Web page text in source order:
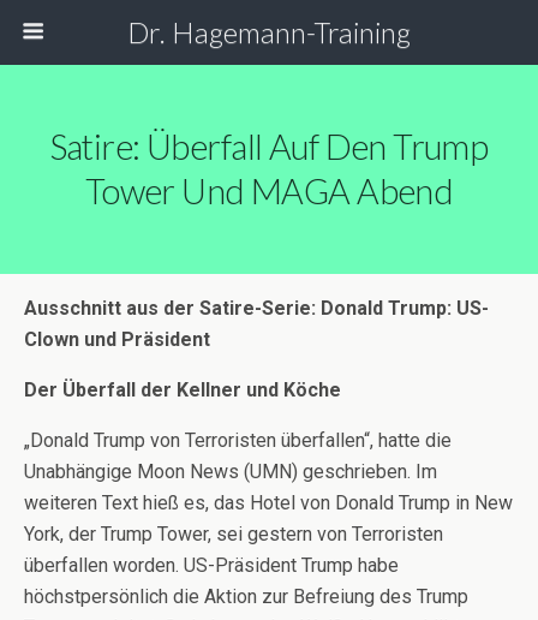
Dr. Hagemann-Training
Satire: Überfall Auf Den Trump
Tower Und MAGA Abend
Ausschnitt aus der Satire-Serie: Donald Trump: US-
Clown und Präsident
Der Überfall der Kellner und Köche
„Donald Trump von Terroristen überfallen“, hatte die
Unabhängige Moon News (UMN) geschrieben. Im
weiteren Text hieß es, das Hotel von Donald Trump in New
York, der Trump Tower, sei gestern von Terroristen
überfallen worden. US-Präsident Trump habe
höchstpersönlich die Aktion zur Befreiung des Trump